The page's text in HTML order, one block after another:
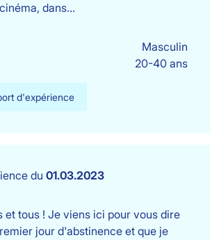
dans…
d'expérience
Masculin
20-40 ans
du 01.03.2023
et tous ! Je viens ici pour vous dire
jour d'abstinence et que je